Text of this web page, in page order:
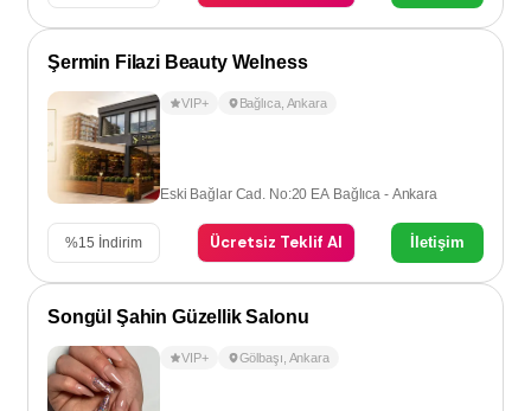
Şermin Filazi Beauty Welness
VIP+ Bağlıca, Ankara
Eski Bağlar Cad. No:20 EA Bağlıca - Ankara
%15 İndirim Ücretsiz Teklif Al İletişim
Songül Şahin Güzellik Salonu
VIP+ Gölbaşı Ankara